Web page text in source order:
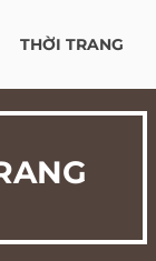
THỜI TRANG